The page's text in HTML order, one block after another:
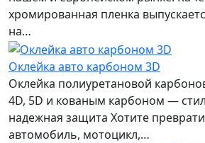
хромированная пленка
на…
Оклейка авто карбоном 3D
Оклейка полиуретановой
4D, 5D и кованым карбоном —
надежная защита Хотите
автомобиль, мотоцикл,…